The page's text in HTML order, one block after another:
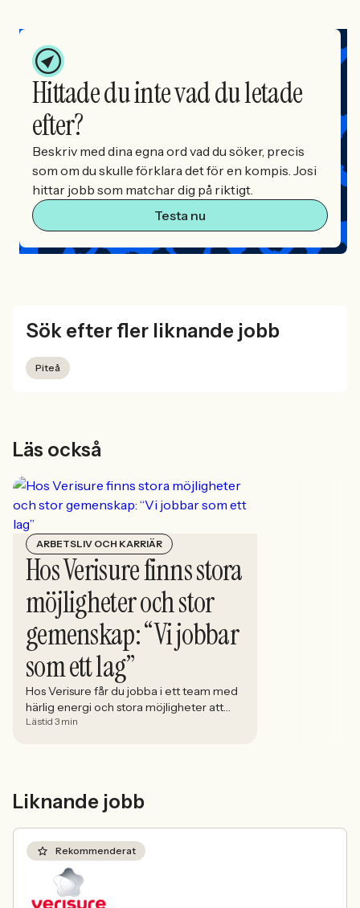
Hittade du inte vad du letade
efter?
Beskriv med dina egna ord vad du söker, precis
som om du skulle förklara det för en kompis. Josi
hittar jobb som matchar dig på riktigt.
Testa nu
Sök efter fler liknande jobb
Piteå
Läs också
ARBETSLIV OCH KARRIÄR
Hos Verisure finns stora
möjligheter och stor
gemenskap: “Vi jobbar
som ett lag”
Hos Verisure får du jobba i ett team med
härlig energi och stora möjligheter att
utveckla din karriär. Verisure är ett
producerades i kommersiellt samarbete
Lästid 3 min
Liknande jobb
Rekommenderat